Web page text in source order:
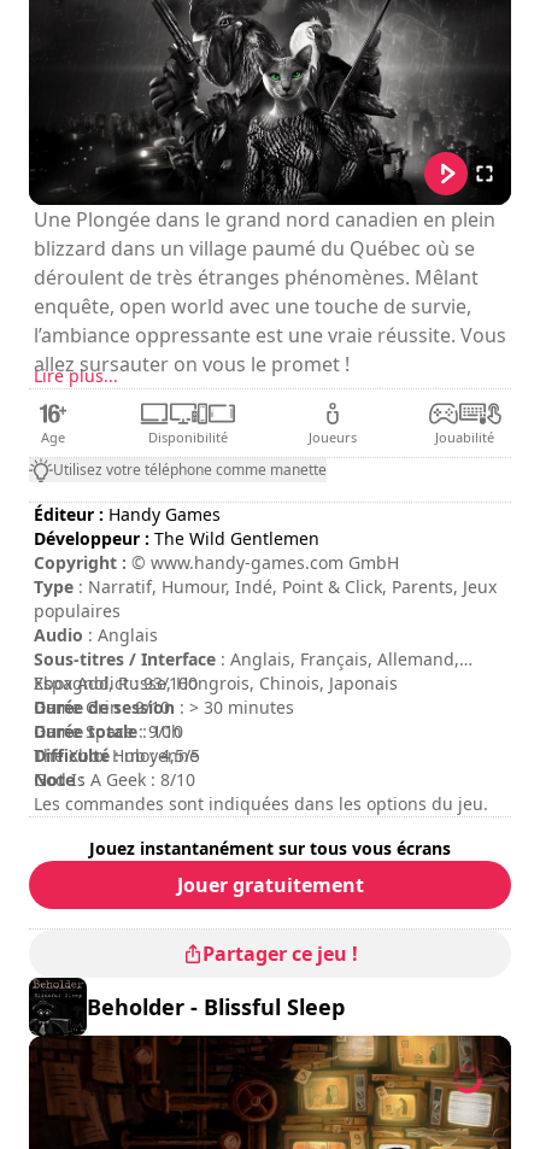
Une Plongée dans le grand nord canadien en plein
blizzard dans un village paumé du Québec où se
déroulent de très étranges phénomènes. Mêlant
enquête, open world avec une touche de survie,
l’ambiance oppressante est une vraie réussite. Vous
allez sursauter on vous le promet !
Lire plus...
Age Disponibilité Joueurs Jouabilité
Utilisez votre téléphone comme manette
Éditeur : Handy Games
Développeur : The Wild Gentlemen
Copyright : © www.handy-games.com GmbH
Type : Narratif, Humour, Indé, Point & Click, Parents, Jeux
populaires
Audio : Anglais
Sous-titres / Interface : Anglais, Français, Allemand,
Espagnol, Russe, Hongrois, Chinois, Japonais
Durée de session : > 30 minutes
Durée totale: 10h
Difficulté: moyenne
Note:
Xbox Addict : 93/100
Game Grin : 9/10
Game Space : 9/10
The Xbox Hub : 4,5/5
God Is A Geek : 8/10
Les commandes sont indiquées dans les options du jeu.
Jouez instantanément sur tous vous écrans
Jouer gratuitement
Partager ce jeu !
Beholder - Blissful Sleep